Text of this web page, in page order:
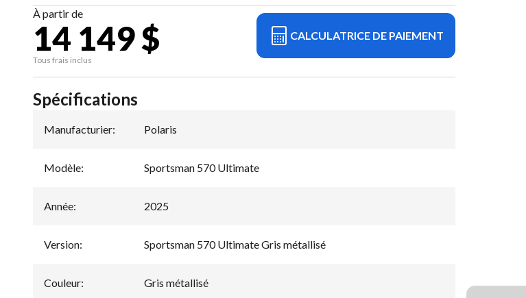
À partir de
14 149 $
Tous frais inclus
CALCULATRICE DE PAIEMENT
Spécifications
Manufacturier: Polaris
Modèle: Sportsman 570 Ultimate
Année: 2025
Version: Sportsman 570 Ultimate Gris métallisé
Couleur: Gris métallisé